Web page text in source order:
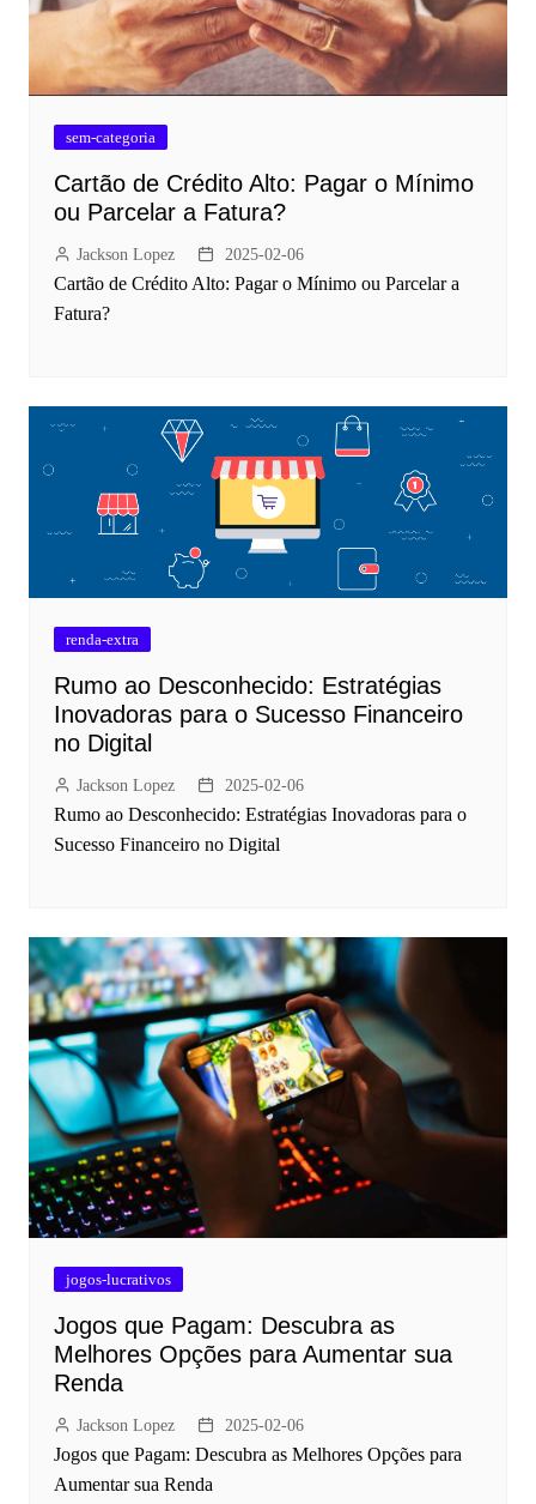
sem-categoria
Cartão de Crédito Alto: Pagar o Mínimo
ou Parcelar a Fatura?
Jackson Lopez 2025-02-06
Cartão de Crédito Alto: Pagar o Mínimo ou Parcelar a
Fatura?
renda-extra
Rumo ao Desconhecido: Estratégias
Inovadoras para o Sucesso Financeiro
no Digital
Jackson Lopez 2025-02-06
Rumo ao Desconhecido: Estratégias Inovadoras para o
Sucesso Financeiro no Digital
jogos-lucrativos
Jogos que Pagam: Descubra as
Melhores Opções para Aumentar sua
Renda
Jackson Lopez 2025-02-06
Jogos que Pagam: Descubra as Melhores Opções para
Aumentar sua Renda